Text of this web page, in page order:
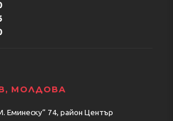
МОЛДОВА
Еминеску“ 74, район Център